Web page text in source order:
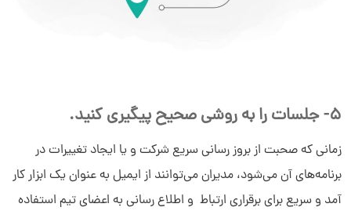
5- جلسات را به روشی صحیح پیگیری کنید.
زمانی که صحبت از بروز رسانی سریع شرکت و یا ایجاد تغییرات در
برنامه‌های آن می‌شود، مدیران می‌توانند از ایمیل به عنوان یک ابزار کار
آمد و سریع برای برقراری ارتباط و اطلاع رسانی به اعضای تیم استفاده